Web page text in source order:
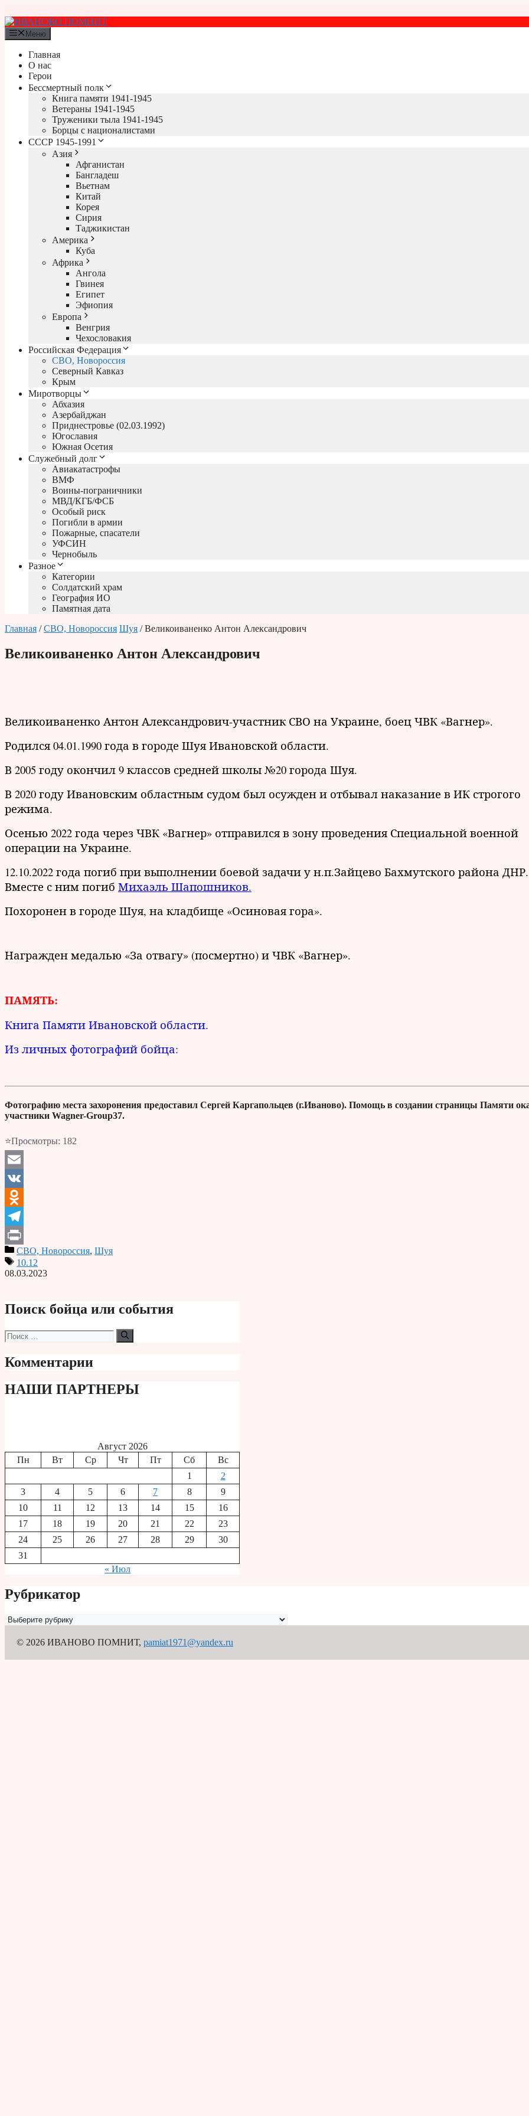
к
содержимому
Меню
Главная
О нас
Герои
Бессмертный полк
Книга памяти 1941-1945
Ветераны 1941-1945
Труженики тыла 1941-1945
Борцы с националистами
СССР 1945-1991
Азия
Афганистан
Бангладеш
Вьетнам
Китай
Корея
Сирия
Таджикистан
Америка
Куба
Африка
Ангола
Гвинея
Египет
Эфиопия
Европа
Венгрия
Чехословакия
Российская Федерация
СВО, Новороссия
Северный Кавказ
Крым
Миротворцы
Абхазия
Азербайджан
Приднестровье (02.03.1992)
Югославия
Южная Осетия
Служебный долг
Авиакатастрофы
ВМФ
Воины-пограничники
МВД/КГБ/ФСБ
Особый риск
Погибли в армии
Пожарные, спасатели
УФСИН
Чернобыль
Разное
Категории
Солдатский храм
География ИО
Памятная дата
Главная /СВО, Новороссия Шуя / Великоиваненко Антон Александрович
Великоиваненко Антон Александрович
Великоиваненко Антон Александрович-участник СВО на Украине, боец ЧВК «Вагнер».
Родился 04.01.1990 года в городе Шуя Ивановской области.
В 2005 году окончил 9 классов средней школы №20 города Шуя.
В 2020 году Ивановским областным судом был осужден и отбывал наказание в ИК строгого
режима.
Осенью 2022 года через ЧВК «Вагнер» отправился в зону проведения Специальной военной
операции на Украине.
12.10.2022 года погиб при выполнении боевой задачи у н.п.Зайцево Бахмутского района ДНР.
Вместе с ним погиб Михаэль Шапошников.
Похоронен в городе Шуя, на кладбище «Осиновая гора».
Награжден медалью «За отвагу» (посмертно) и ЧВК «Вагнер».
ПАМЯТЬ:
Книга Памяти Ивановской области.
Из личных фотографий бойца:
Фотографию места захоронения предоставил Сергей Каргапольцев (г.Иваново). Помощь в создании страницы Памяти
участники Wagner-Group37.
⭐Просмотры: 182
Email
VK
Odnoklassniki
Telegram
PrintСВО, Новороссия, Шуя
10.12
08.03.2023
Поиск бойца или события
Поиск:
Комментарии
НАШИ ПАРТНЕРЫ
Август 2026
Пн
Вт Ср Чт Пт Сб
Вс
1
2
3
4 5 6 7 8
9
10
11 12 13 14 15
16
17
18 19 20 21 22
23
24
25 26 27 28 29
30
31
« Июл
Рубрикатор
Рубрикатор
© 2026 ИВАНОВО ПОМНИТ, pamiat1971@yandex.ru